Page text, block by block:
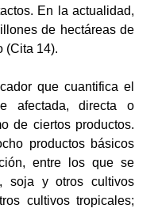
En la actualidad,
de hectáreas de
(Cita 14).
que cuantifica el
afectada, directa o
de ciertos productos.
productos básicos
entre los que se
soja y otros cultivos
cultivos tropicales;